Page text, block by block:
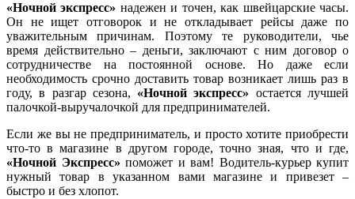
«Ночной экспресс» надежен и точен, как швейцарские часы.
Он не ищет отговорок и не откладывает рейсы даже по
уважительным причинам. Поэтому те руководители, чье
время действительно – деньги, заключают с ним договор о
сотрудничестве на постоянной основе. Но даже если
необходимость срочно доставить товар возникает лишь раз в
году, в разгар сезона, «Ночной экспресс» остается лучшей
палочкой-выручалочкой для предпринимателей.
Если же вы не предприниматель, и просто хотите приобрести
что-то в магазине в другом городе, точно зная, что и где,
«Ночной Экспресс» поможет и вам! Водитель-курьер купит
нужный товар в указанном вами магазине и привезет –
быстро и без хлопот.